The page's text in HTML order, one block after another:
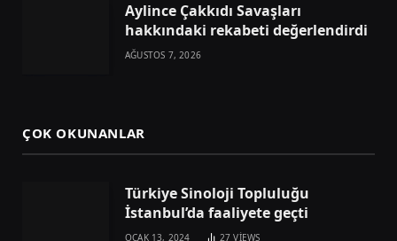
Aylince Çakkıdı Savaşları
hakkındaki rekabeti değerlendirdi
AĞUSTOS 7, 2026
ÇOK OKUNANLAR
Türkiye Sinoloji Topluluğu
İstanbul’da faaliyete geçti
OCAK 13, 2024 27VIEWS